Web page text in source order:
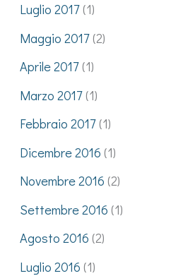
Luglio 2017(1)
Maggio 2017(2)
Aprile 2017(1)
Marzo 2017(1)
Febbraio 2017(1)
Dicembre 2016 (1)
Novembre 2016 (2)
Settembre 2016 (1)
Agosto 2016 (2)
Luglio 2016 (1)